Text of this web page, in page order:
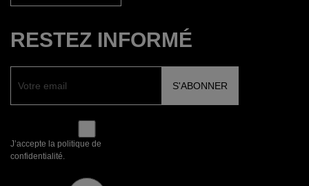
RESTEZ INFORMÉ
J’accepte la politique de
confidentialité.